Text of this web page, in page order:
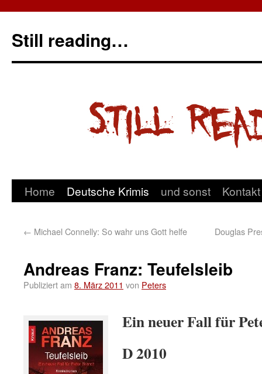
Still reading…
Home Deutsche Krimis und sonst Kontakt
← Michael Connelly: So wahr uns Gott helfe Douglas
Andreas Franz: Teufelsleib
Publiziert am 8. März 2011 von Peters
Ein neuer Fall für
D 2010